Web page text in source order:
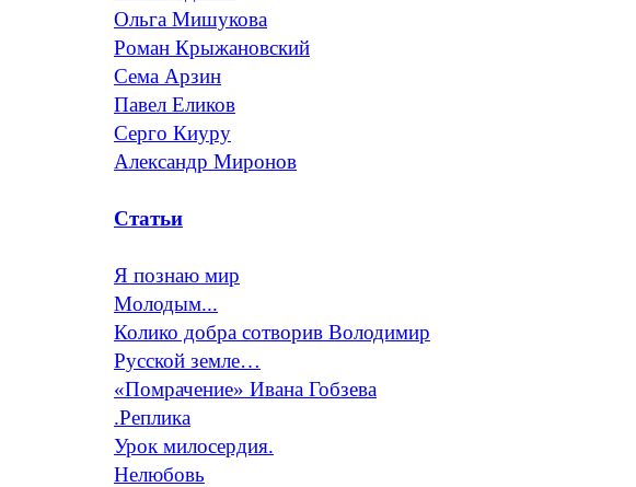
Ольга Мишукова
Роман Крыжановский
Сема Арзин
Павел Еликов
Серго Киуру
Александр Миронов
Статьи
Я познаю мир
Молодым...
Колико добра сотворив Володимир
Русской земле…
«Помрачение» Ивана Гобзева
.Реплика
Урок милосердия.
Нелюбовь